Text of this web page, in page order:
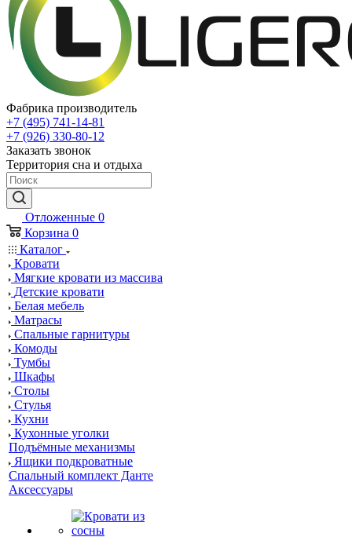
Фабрика производитель
+7 (495) 741-14-81
+7 (926) 330-80-12
Заказать звонок
Территория сна и отдыха
Отложенные 0
Корзина 0
Каталог
Кровати
Мягкие кровати из массива
Детские кровати
Белая мебель
Матрасы
Спальные гарнитуры
Комоды
Тумбы
Шкафы
Столы
Стулья
Кухни
Кухонные уголки
Подъёмные механизмы
Ящики подкроватные
Спальный комплект Данте
Аксессуары